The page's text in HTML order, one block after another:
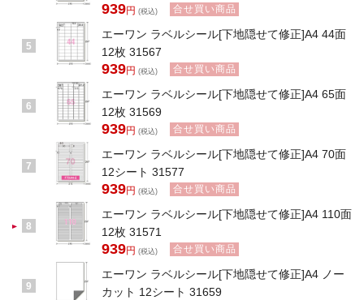
939円 (税込) 合せ買い商品
5
エーワン ラベルシール[下地隠せて修正]A4 44面
12枚 31567
939円 (税込) 合せ買い商品
6
エーワン ラベルシール[下地隠せて修正]A4 65面
12枚 31569
939円 (税込) 合せ買い商品
7
エーワン ラベルシール[下地隠せて修正]A4 70面
12シート 31577
939円 (税込) 合せ買い商品
8
エーワン ラベルシール[下地隠せて修正]A4 110面
12枚 31571
939円 (税込) 合せ買い商品
9
エーワン ラベルシール[下地隠せて修正]A4 ノー
カット 12シート 31659